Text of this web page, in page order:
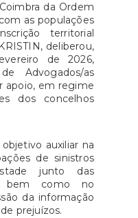
da Ordem
as populações
territorial
deliberou,
de 2026,
Advogados/as
apoio, em regime
dos concelhos
auxiliar na
de sinistros
junto das
bem como no
da informação
prejuízos.